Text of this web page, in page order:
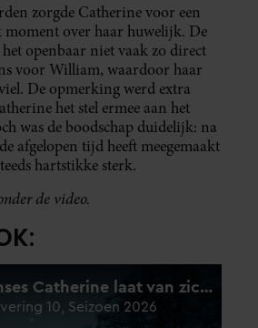
zorgde Catherine voor een
moment over haar huwelijk. De
openbaar niet vaak zo direct
voor William, waardoor haar
De opmerking werd extra
het stel ermee aan het
was de boodschap duidelijk: na
afgelopen tijd heeft meegemaakt
hartstikke sterk.
de video.